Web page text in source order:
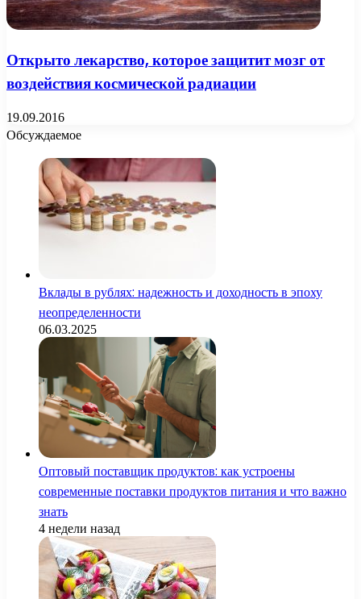
Открыто лекарство, которое защитит мозг от
воздействия космической радиации
19.09.2016
Обсуждаемое
Вклады в рублях: надежность и доходность в эпоху
неопределенности
06.03.2025
Оптовый поставщик продуктов: как устроены
современные поставки продуктов питания и что важно
знать
4 недели назад